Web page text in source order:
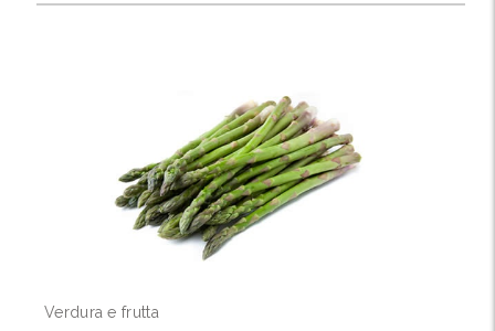
Verdura e frutta